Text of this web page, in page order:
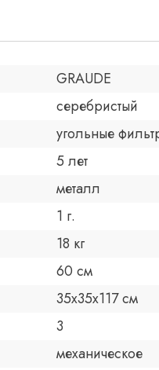
GRAUDE
серебристый
угольные
5 лет
металл
1 г.
18 кг
60 см
35x35x117 см
3
механическое